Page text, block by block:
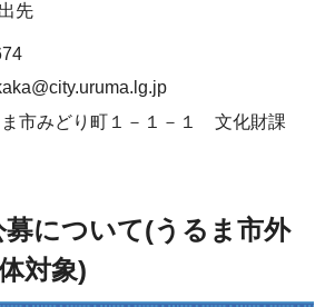
先
市みどり町１－１－１ 文化財課
募について(うるま市外
対象)